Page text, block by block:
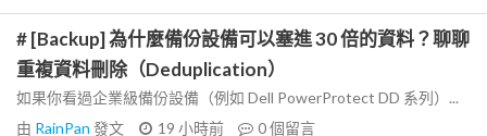
# [Backup] 為什麼備份設備可以塞進 30 倍的資料？聊聊
重複資料刪除（Deduplication）
如果你看過企業級備份設備（例如 Dell PowerProtect DD 系列）...
由 RainPan 發文 19 小時前 0個留言